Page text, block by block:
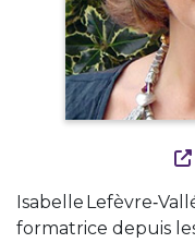
Isabelle
formatrice depuis